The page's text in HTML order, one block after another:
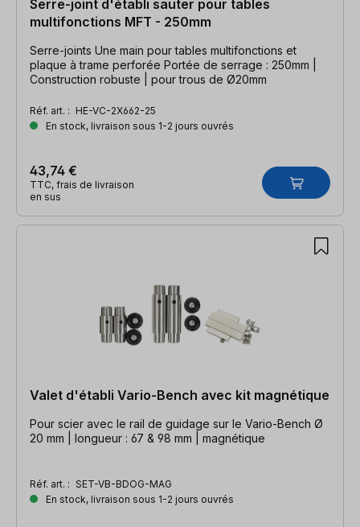
Serre-joint d'établi sauter pour tables
multifonctions MFT - 250mm
Serre-joints Une main pour tables multifonctions et
plaque à trame perforée Portée de serrage : 250mm |
Construction robuste | pour trous de Ø20mm
Réf. art. : HE-VC-2X662-25
En stock, livraison sous 1-2 jours ouvrés
43,74 €
TTC, frais de livraison
en sus
Valet d'établi Vario-Bench avec kit magnétique
Pour scier avec le rail de guidage sur le Vario-Bench Ø
20 mm | longueur : 67 & 98 mm | magnétique
Réf. art. : SET-VB-BDOG-MAG
En stock, livraison sous 1-2 jours ouvrés